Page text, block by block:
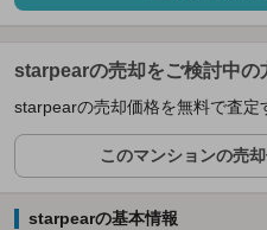
starpearの売却をご検討中の
starpearの売却価格を無料で査定
このマンションの売却
starpearの基本情報